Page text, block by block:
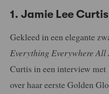
1. Jamie Lee
Gekleed in een elegante
Everything Everywhere All
Curtis in een interview met
over haar eerste Golden